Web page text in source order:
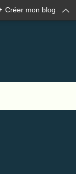
Créer mon blog